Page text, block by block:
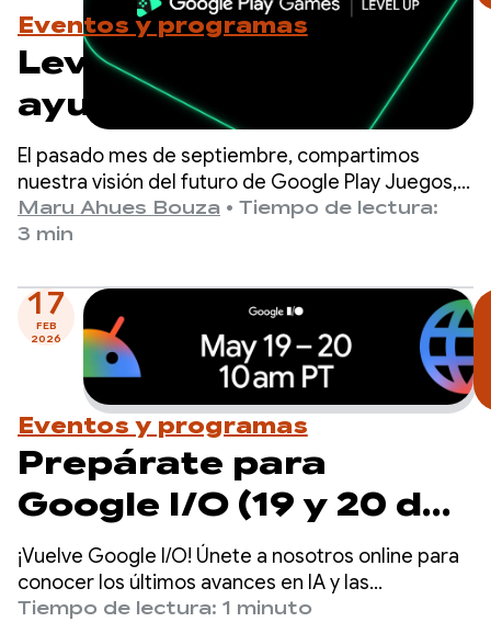
Eventos y programas
Level Up: prueba el
ayudante y prepárate
para los próximos
hitos del programa
El pasado mes de septiembre, compartimos
nuestra visión del futuro de Google Play Juegos,
que se basa en una creencia fundamental: la
mejor forma de impulsar el éxito de tu juego es
jugadores.
Maru Ahues Bouza • Tiempo de lectura:
3 min
17
FEB
2026
Eventos y programas
Prepárate para
Google I/O (19 y 20 de
mayo)
¡Vuelve Google I/O! Únete a nosotros online para
conocer los últimos avances en IA y las
novedades de los productos de la empresa,
Tiempo de lectura: 1 minuto